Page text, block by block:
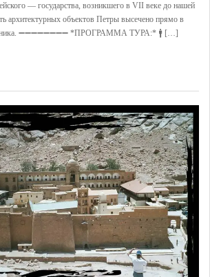
— государства, возникшего в VII веке до нашей
архитектурных объектов Петры высечено прямо в
➖➖➖➖➖➖➖➖ *ПРОГРАММА ТУРА:* 🚹 […]